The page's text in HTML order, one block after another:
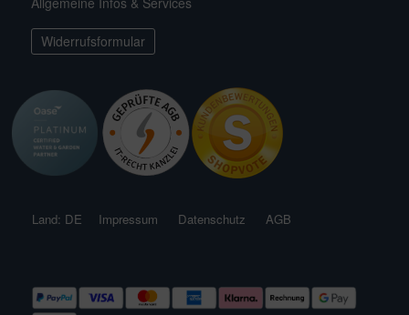
Widerrufsformular
Land: DE Impressum Datenschutz AGB
Ersatzteile